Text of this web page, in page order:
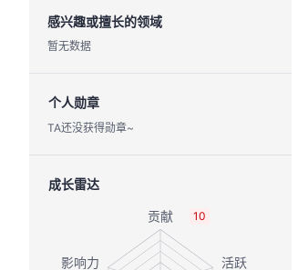
感兴趣或擅长的领域
暂无数据
个人勋章
TA还没获得勋章~
成长雷达
10